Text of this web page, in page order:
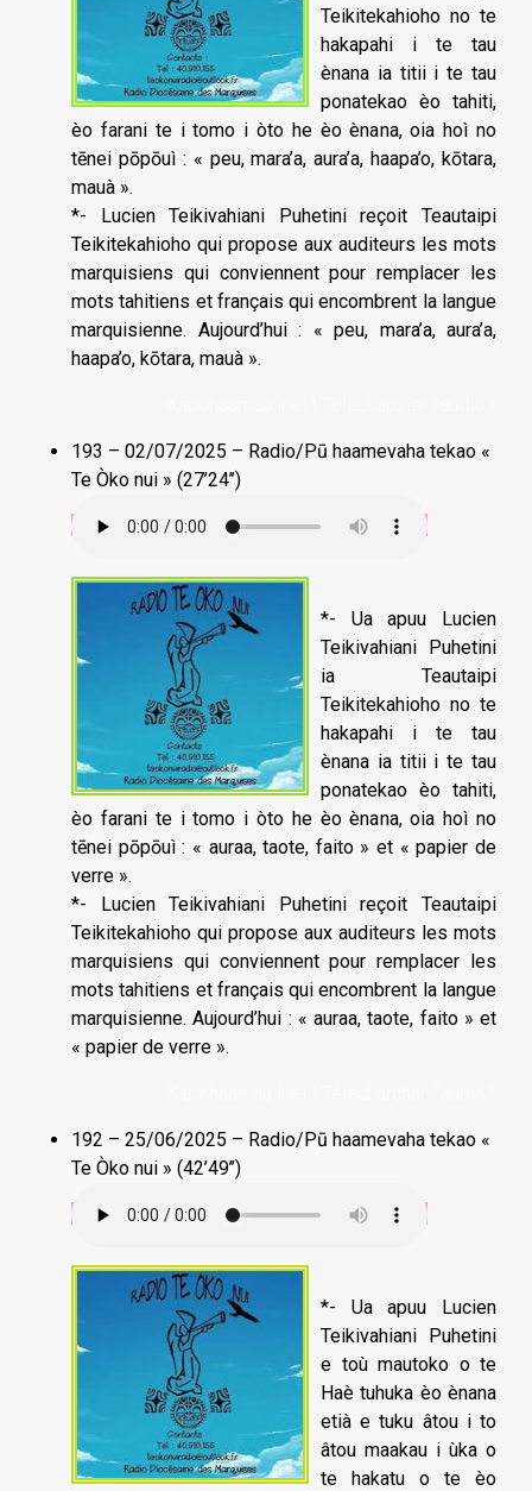
Teikitekahioho no te
hakapahi i te tau
ènana ia titii i te tau
ponatekao èo tahiti,
èo farani te i tomo i òto he èo ènana, oia hoì no
tēnei pōpōuì : « peu, mara’a, aura’a, haapa’o, kōtara,
mauà ».
*- Lucien Teikivahiani Puhetini reçoit Teautaipi
Teikitekahioho qui propose aux auditeurs les mots
marquisiens qui conviennent pour remplacer les
mots tahitiens et français qui encombrent la langue
marquisienne. Aujourd’hui : « peu, mara’a, aura’a,
haapa’o, kōtara, mauà ».
193 – 02/07/2025 – Radio/Pū haamevaha tekao «
Te Òko nui » (27’24’’)
*- Ua apuu Lucien
Teikivahiani Puhetini
ia Teautaipi
Teikitekahioho no te
hakapahi i te tau
ènana ia titii i te tau
ponatekao èo tahiti,
èo farani te i tomo i òto he èo ènana, oia hoì no
tēnei pōpōuì : « auraa, taote, faito » et « papier de
verre ».
*- Lucien Teikivahiani Puhetini reçoit Teautaipi
Teikitekahioho qui propose aux auditeurs les mots
marquisiens qui conviennent pour remplacer les
mots tahitiens et français qui encombrent la langue
marquisienne. Aujourd’hui : « auraa, taote, faito » et
« papier de verre ».
192 – 25/06/2025 – Radio/Pū haamevaha tekao «
Te Òko nui » (42’49’’)
*- Ua apuu Lucien
Teikivahiani Puhetini
e toù mautoko o te
Haè tuhuka èo ènana
etià e tuku âtou i to
âtou maakau i ùka o
te hakatu o te èo